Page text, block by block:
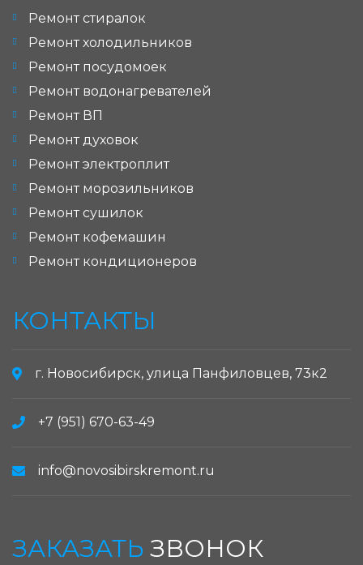
Ремонт стиралок
Ремонт холодильников
Ремонт посудомоек
Ремонт водонагревателей
Ремонт ВП
Ремонт духовок
Ремонт электроплит
Ремонт морозильников
Ремонт сушилок
Ремонт кофемашин
Ремонт кондиционеров
КОНТАКТЫ
г. Новосибирск, улица Панфиловцев, 73к2
+7 (951) 670-63-49
info@novosibirskremont.ru
ЗАКАЗАТЬ ЗВОНОК